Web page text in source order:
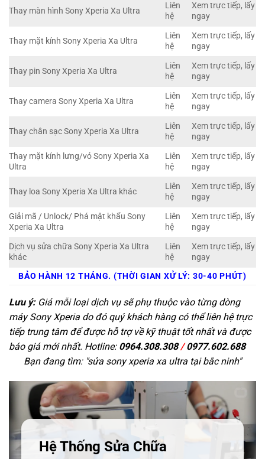
Thay màn hình Sony Xperia Xa Ultra
Liên
hệ
Xem trực tiếp, lấy
ngay
Thay mặt kính Sony Xperia Xa Ultra
Liên
hệ
Xem trực tiếp, lấy
ngay
Thay pin Sony Xperia Xa Ultra
Liên
hệ
Xem trực tiếp, lấy
ngay
Thay camera Sony Xperia Xa Ultra
Liên
hệ
Xem trực tiếp, lấy
ngay
Thay chân sạc Sony Xperia Xa Ultra
Liên
hệ
Xem trực tiếp, lấy
ngay
Thay mặt kính lưng/vỏ Sony Xperia Xa
Ultra
Liên
hệ
Xem trực tiếp, lấy
ngay
Thay loa Sony Xperia Xa Ultra khác
Liên
hệ
Xem trực tiếp, lấy
ngay
Giải mã / Unlock/ Phá mật khẩu Sony
Xperia Xa Ultra
Liên
hệ
Xem trực tiếp, lấy
ngay
Dịch vụ sửa chữa Sony Xperia Xa Ultra
khác
Liên
hệ
Xem trực tiếp, lấy
ngay
BẢO HÀNH 12 THÁNG. (THỜI GIAN XỬ LÝ: 30-40 PHÚT)
Lưu ý:Giá mỗi loại dịch vụ sẽ phụ thuộc vào từng dòng
máy Sony Xperia do đó quý khách hàng có thể liên hệ trực
tiếp trung tâm để được hỗ trợ về kỹ thuật tốt nhất và được
báo giá mới nhất. Hotline: 0964.308.308/0977.602.688
Bạn đang tìm: "sửa sony xperia xa ultra tại bắc ninh"
Hệ Thống Sửa Chữa